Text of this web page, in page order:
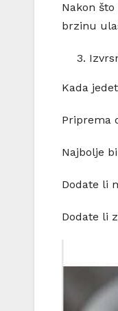
Nakon
brzinu
Kada
Priprema
Najbolje
Dodate li
Dodate li